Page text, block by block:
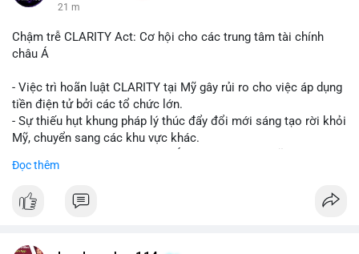
21 m
Chậm trễ CLARITY Act: Cơ hội cho các trung tâm tài chính
châu Á
- Việc trì hoãn luật CLARITY tại Mỹ gây rủi ro cho việc áp dụng
tiền điện tử bởi các tổ chức lớn.
- Sự thiếu hụt khung pháp lý thúc đẩy đổi mới sáng tạo rời khỏi
Mỹ, chuyển sang các khu vực khác.
trường khi Mỹ còn đang lúng túng về luật pháp.
#binancesquare #blockchain
Đọc thêm